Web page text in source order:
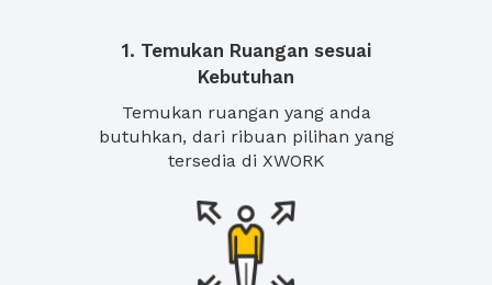
1. Temukan Ruangan sesuai
Kebutuhan
Temukan ruangan yang anda
butuhkan, dari ribuan pilihan yang
tersedia di XWORK